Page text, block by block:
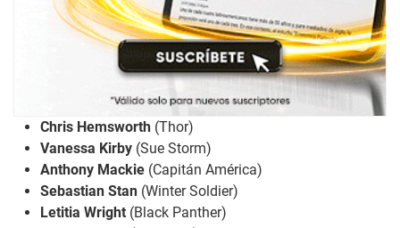
Chris Hemsworth (Thor)
Vanessa Kirby (Sue Storm)
Anthony Mackie (Capitán América)
Sebastian Stan (Winter Soldier)
Letitia Wright (Black Panther)